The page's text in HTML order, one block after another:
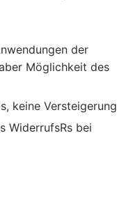
der
Möglichkeit des
keine Versteigerung
WiderrufsRs bei